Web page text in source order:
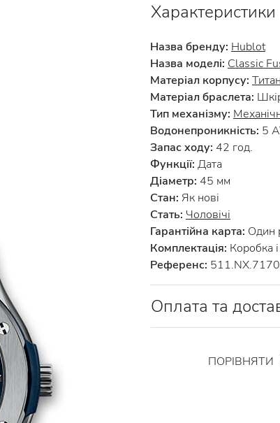
Характеристики
Назва бренду: Hublot
Назва моделі: Classic
Матеріал корпусу: Титан
Матеріал браслета:
Тип механізму:
Водонепроникність: 5
Запас ходу: 42 год.
Функції: Дата
Діаметр: 45 мм
Стан: Як нові
Стать: Чоловічі
Гарантійна карта: Один
Комплектація: Коробка
Референс:
Оплата та
ПОРІВНЯТИ